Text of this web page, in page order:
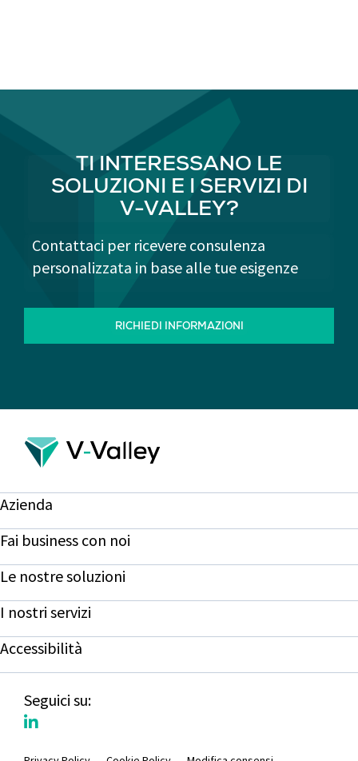
TI INTERESSANO LE
SOLUZIONI E I SERVIZI DI
V-VALLEY?
Contattaci per ricevere consulenza
personalizzata in base alle tue esigenze
RICHIEDI INFORMAZIONI
Azienda
Fai business con noi
Le nostre soluzioni
I nostri servizi
Accessibilità
Seguici su: